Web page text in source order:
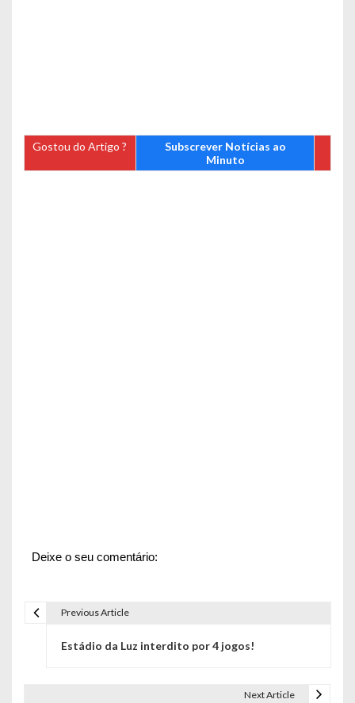
Gostou do Artigo ?
Subscrever Notícias ao
Minuto
Deixe o seu comentário:
Previous Article
Estádio da Luz interdito por 4 jogos!
Next Article